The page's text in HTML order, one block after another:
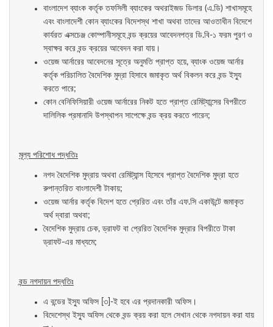
বাংলাদেশ ব্যাংক কর্তৃক তফসিলী ব্যাংকের অথরাইজড ডিলার (এ.ডি) শাখাসমূহে
এবং বাংলাদেশী কোন ব্যাংকের বিদেশস্থ শাখা অথবা তাদের আওতাধীন বিদেশে
কার্যরত এক্সচেঞ্জ কোম্পানীসমূহে বন্ড ক্রয়ের আবেদনপত্র ডি.বি-১ ফরম পুরণ ও
স্বাক্ষর করে বন্ড ক্রয়ের আবেদন করা যায়।
ওয়েজ আর্নারের আবেদনের সূত্রে অনুমতি প্রাপ্ত হয়ে, ব্যাংক ওয়েজ আর্নার
কর্তৃক পরিচালিত বৈদেশিক মুদ্রা হিসাবে জমাকৃত অর্থ বিকলন করে বন্ড ইস্যু
করতে পারে;
কোন বেনিফিসিয়ারী ওয়েজ আর্নারের নিকট হতে প্রাপ্ত রেমিট্যান্সের বিপরীতে
দালিলিক প্রমানাদি উপস্থাপন সাপেক্ষে বন্ড ক্রয় করতে পারেন;
মূল্য পরিশোধ পদ্ধতিঃ
নগদ বৈদেশিক মুদ্রায় অথবা রেমিট্যান্স হিসেবে প্রাপ্ত বৈদেশিক মুদ্রা হতে
রুপান্তরিত বাংলাদেশী টাকায়;
ওয়েজ আর্নার কর্তৃক বিদেশ হতে প্রেরিত এবং তাঁর এফ.সি একাউন্টে জমাকৃত
অর্থ দ্বারা অথবা;
বৈদেশিক মুদ্রায় চেক, ড্রাফট বা প্রেরিত বৈদেশিক মুদ্রার বিপরীতে টাকা
ড্রাফট-এর মাধ্যমে;
বন্ড নগদায়ন পদ্ধতিঃ
এ বন্ডের ইস্যু অফিস [৩]-ই হবে এর প্রদানকারী অফিস।
বিদেশেস্থ ইস্যু অফিস থেকে বন্ড ক্রয় করা হলে সেখান থেকে নগদায়ন করা যায়